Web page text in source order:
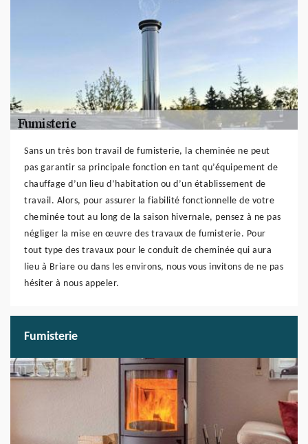
Sans un très bon travail de fumisterie, la cheminée ne peut
pas garantir sa principale fonction en tant qu’équipement de
chauffage d’un lieu d’habitation ou d’un établissement de
travail. Alors, pour assurer la fiabilité fonctionnelle de votre
cheminée tout au long de la saison hivernale, pensez à ne pas
négliger la mise en œuvre des travaux de fumisterie. Pour
tout type des travaux pour le conduit de cheminée qui aura
lieu à Briare ou dans les environs, nous vous invitons de ne pas
hésiter à nous appeler.
Fumisterie